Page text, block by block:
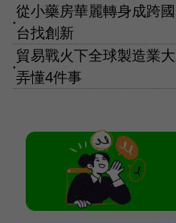
●
從小藥房華麗轉身成跨
台找創新
●
貿易戰火下全球製造業
弄懂4件事